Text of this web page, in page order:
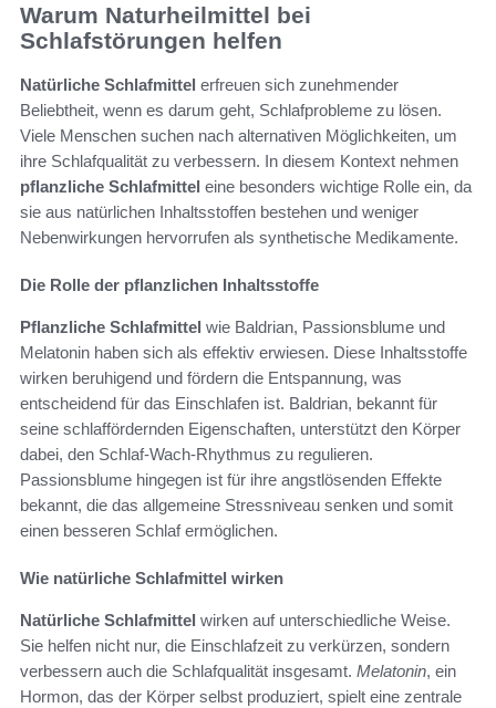
Warum Naturheilmittel bei
Schlafstörungen helfen
Natürliche Schlafmittel erfreuen sich zunehmender
Beliebtheit, wenn es darum geht, Schlafprobleme zu lösen.
Viele Menschen suchen nach alternativen Möglichkeiten, um
ihre Schlafqualität zu verbessern. In diesem Kontext nehmen
pflanzliche Schlafmittel eine besonders wichtige Rolle ein, da
sie aus natürlichen Inhaltsstoffen bestehen und weniger
Nebenwirkungen hervorrufen als synthetische Medikamente.
Die Rolle der pflanzlichen Inhaltsstoffe
Pflanzliche Schlafmittel wie Baldrian, Passionsblume und
Melatonin haben sich als effektiv erwiesen. Diese Inhaltsstoffe
wirken beruhigend und fördern die Entspannung, was
entscheidend für das Einschlafen ist. Baldrian, bekannt für
seine schlaffördernden Eigenschaften, unterstützt den Körper
dabei, den Schlaf-Wach-Rhythmus zu regulieren.
Passionsblume hingegen ist für ihre angstlösenden Effekte
bekannt, die das allgemeine Stressniveau senken und somit
einen besseren Schlaf ermöglichen.
Wie natürliche Schlafmittel wirken
Natürliche Schlafmittel wirken auf unterschiedliche Weise.
Sie helfen nicht nur, die Einschlafzeit zu verkürzen, sondern
verbessern auch die Schlafqualität insgesamt. Melatonin, ein
Hormon, das der Körper selbst produziert, spielt eine zentrale